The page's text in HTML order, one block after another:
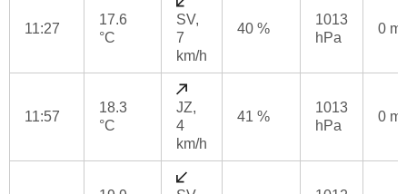
11:27
17.6
°C
SV,
7
km/h
40 %
1013
hPa
0
11:57
18.3
°C
JZ,
4
km/h
41 %
1013
hPa
0